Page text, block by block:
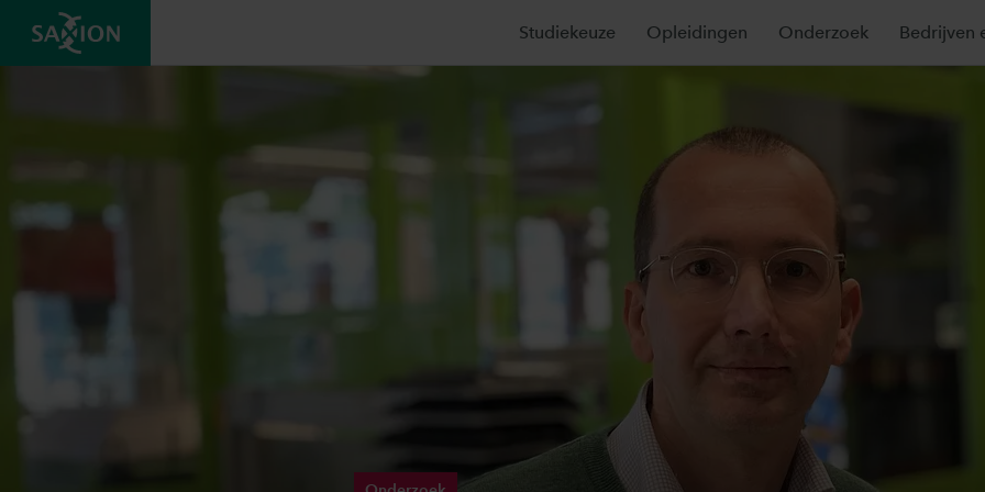
Studiekeuze Opleidingen Onderzoek Bedrijven